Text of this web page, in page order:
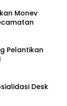
Monev
Pelantikan
Desk